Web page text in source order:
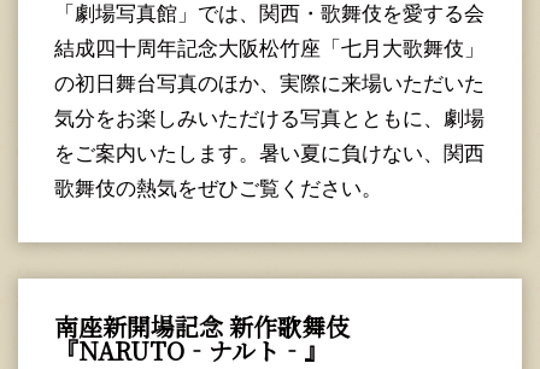
「劇場写真館」では、関西・歌舞伎を愛する会
結成四十周年記念大阪松竹座「七月大歌舞伎」
の初日舞台写真のほか、実際に来場いただいた
気分をお楽しみいただける写真とともに、劇場
をご案内いたします。暑い夏に負けない、関西
歌舞伎の熱気をぜひご覧ください。
南座新開場記念 新作歌舞伎
『NARUTO‐ナルト‐』